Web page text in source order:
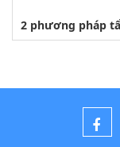
2 phương pháp